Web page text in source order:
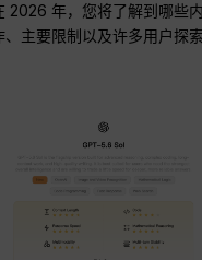
2026 年，您将了解到哪些
、主要限制以及许多用户探